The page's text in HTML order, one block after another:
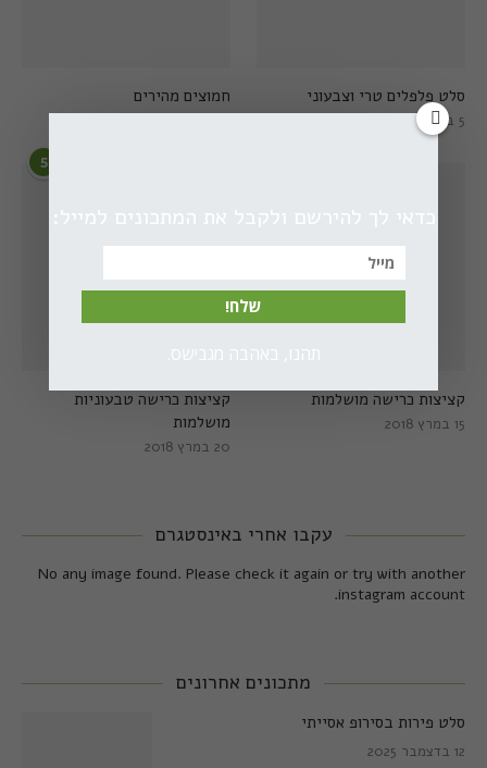
חמוצים מהירים סלט פלפלים טרי וצבעוני
5 בפברואר 2021
5
קציצות כרישה טבעוניות
מושלמות
20 במרץ 2018
קציצות כרישה מושלמות
15 במרץ 2018
עקבו אחרי באינסטגרם
No any image found. Please check it again or try with another
instagram account.
מתכונים אחרונים
סלט פירות בסירופ אסייתי
12 בדצמבר 2025
כדאי לך להירשם ולקבל את המתכונים למייל:
שלח!
תהנו, באהבה מגבישס.